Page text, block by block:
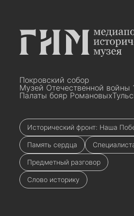
Покровский собор
Музей Отечественной войны
Палаты бояр Романовых
Исторический фронт: Наша
Память сердца
Предметный разговор
Слово историку